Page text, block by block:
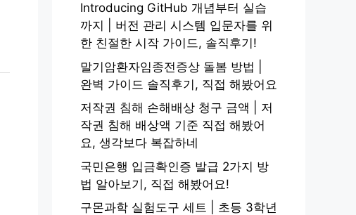
Introducing GitHub 개념부터 실습
까지 | 버전 관리 시스템 입문자를 위
한 친절한 시작 가이드, 솔직후기!
말기암환자임종전증상 돌봄 방법 |
완벽 가이드 솔직후기, 직접 해봤어요
저작권 침해 손해배상 청구 금액 | 저
작권 침해 배상액 기준 직접 해봤어
요, 생각보다 복잡하네
국민은행 입금확인증 발급 2가지 방
법 알아보기, 직접 해봤어요!
구몬과학 실험도구 세트 | 초등 3학년